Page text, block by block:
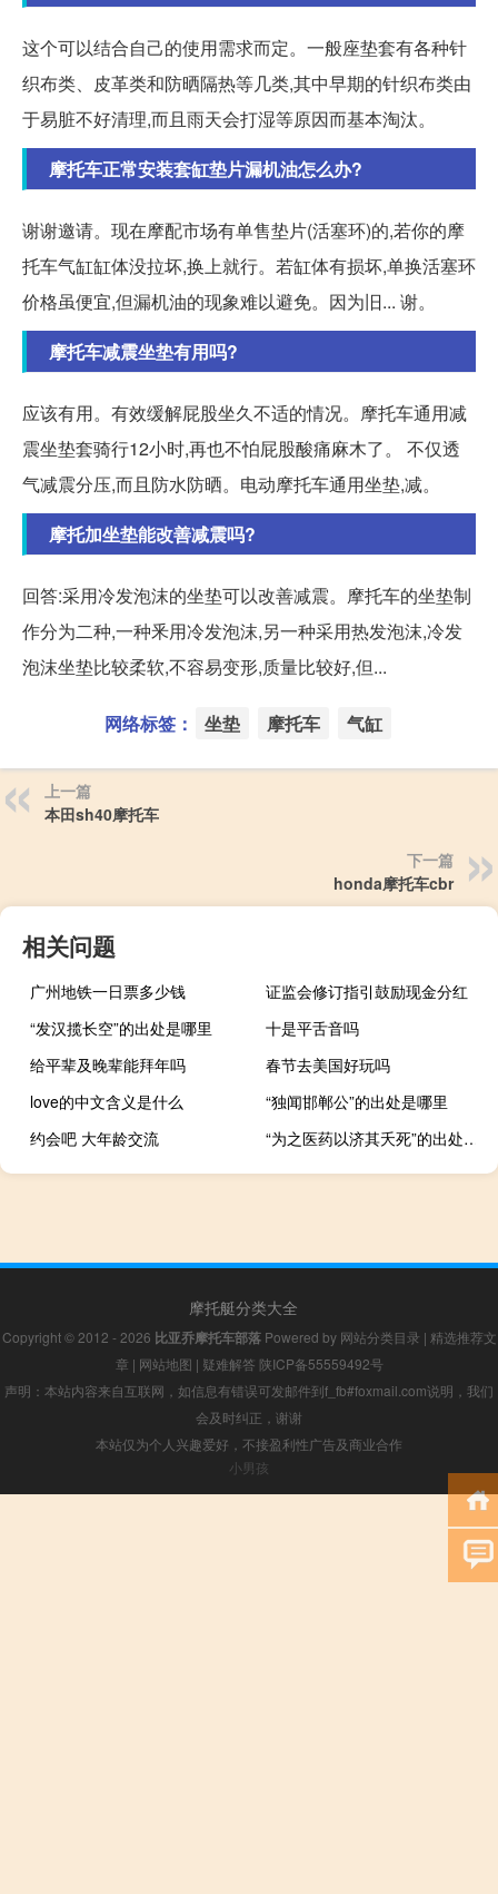
这个可以结合自己的使用需求而定。一般座垫套有各种针
织布类、皮革类和防晒隔热等几类,其中早期的针织布类由
于易脏不好清理,而且雨天会打湿等原因而基本淘汰。
摩托车正常安装套缸垫片漏机油怎么办?
谢谢邀请。现在摩配市场有单售垫片(活塞环)的,若你的摩
托车气缸缸体没拉坏,换上就行。若缸体有损坏,单换活塞环
价格虽便宜,但漏机油的现象难以避免。因为旧... 谢。
摩托车减震坐垫有用吗?
应该有用。有效缓解屁股坐久不适的情况。摩托车通用减
震坐垫套骑行12小时,再也不怕屁股酸痛麻木了。 不仅透
气减震分压,而且防水防晒。电动摩托车通用坐垫,减。
摩托加坐垫能改善减震吗?
回答:采用冷发泡沫的坐垫可以改善减震。摩托车的坐垫制
作分为二种,一种釆用冷发泡沫,另一种采用热发泡沫,冷发
泡沫坐垫比较柔软,不容易变形,质量比较好,但...
网络标签： 坐垫 摩托车 气缸
上一篇
本田sh40摩托车
下一篇
honda摩托车cbr
相关问题
广州地铁一日票多少钱
证监会修订指引鼓励现金分红
“发汉揽长空”的出处是哪里
十是平舌音吗
给平辈及晚辈能拜年吗
春节去美国好玩吗
love的中文含义是什么
“独闻邯郸公”的出处是哪里
约会吧 大年龄交流
“为之医药以济其夭死”的出处是哪里
摩托艇分类大全
Copyright © 2012 - 2026 比亚乔摩托车部落Powered by 网站分类目录 | 精选推荐文
章 | 网站地图 | 疑难解答 陕ICP备55559492号
声明：本站内容来自互联网，如信息有错误可发邮件到f_fb#foxmail.com说明，我们
会及时纠正，谢谢
本站仅为个人兴趣爱好，不接盈利性广告及商业合作
小男孩